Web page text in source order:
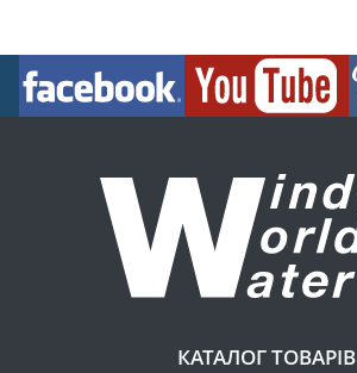
КАТАЛОГ ТОВАРІВ